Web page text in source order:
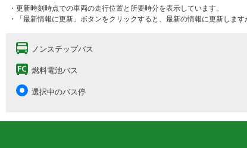
・更新時刻時点での車両の走行位置と所要時分を表示しています。
・「最新情報に更新」ボタンをクリックすると、最新の情報に更新しま
ノンステップバス
燃料電池バス
選択中のバス停